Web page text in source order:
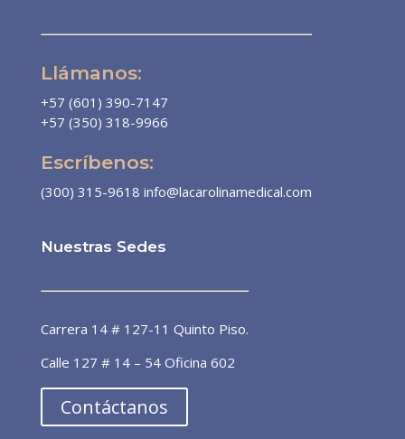
Llámanos:
+57 (601) 390-7147
+57 (350) 318-9966
Escríbenos:
(300) 315-9618 info@lacarolinamedical.com
Nuestras Sedes
Carrera 14 # 127-11 Quinto Piso.
Calle 127 # 14 – 54 Oficina 602
Contáctanos
Dra. Patricia Álvarez
preferencial de pacientes! 🙌🏼 ¿En
qué puedo ayudarte?